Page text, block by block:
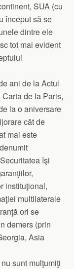
SUA (cu
început să se
dintre ele
tot mai evident
ani de la Actul
de la Paris,
la o aniversare
cât de
mai este
îşi
instituţional,
multilaterale
ori se
demers (prin
Asia
sunt mulţumiţi